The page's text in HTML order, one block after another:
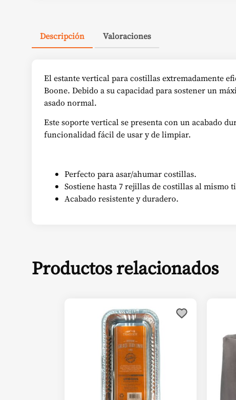
Descripción Valoraciones
El estante vertical para costillas extremadamente
Boone. Debido a su capacidad para sostener un
asado normal.
Este soporte vertical se presenta con un acabado
funcionalidad fácil de usar y de limpiar.
Perfecto para asar/ahumar costillas.
Sostiene hasta 7 rejillas de costillas al mismo
Acabado resistente y duradero.
Productos relacionados